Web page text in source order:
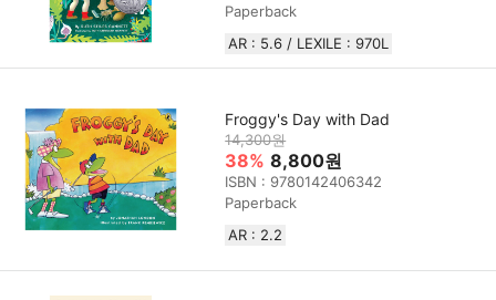
Paperback
AR : 5.6 / LEXILE : 970L
Froggy's Day with Dad
14,300원
38% 8,800원
ISBN : 9780142406342
Paperback
AR : 2.2